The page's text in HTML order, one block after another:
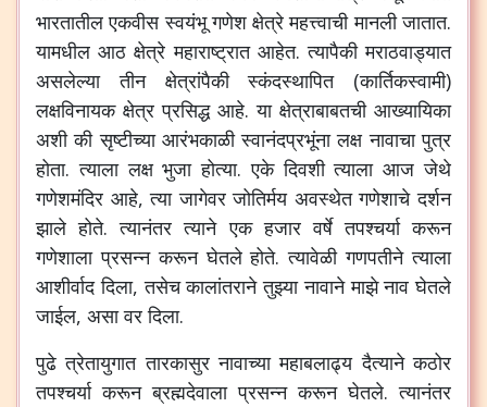
भारतातील एकवीस स्वयंभू गणेश क्षेत्रे महत्त्वाची मानली जातात.
यामधील आठ क्षेत्रे महाराष्ट्रात आहेत.त्यापैकी मराठवाड्यात
असलेल्या
तीन क्षेत्रांपैकी स्कंदस्थापित(कार्तिकस्वामी)
लक्षविनायक क्षेत्र प्रसिद्ध आहे.या क्षेत्राबाबतची आख्यायिका
अशी की सृष्टीच्या आरंभकाळी स्वानंदप्रभूंना लक्ष नावाचा पुत्र
होता.त्याला लक्ष भुजा होत्या.एके दिवशी त्याला आज जेथे
गणेशमंदिर आहे,त्या जागेवर जोतिर्मय अवस्थेत गणेशाचे दर्शन
झाले होते.त्यानंतर त्याने एक हजार वर्षे तपश्चर्या करून
गणेशाला प्रसन्न करून घेतले होते.त्यावेळी गणपतीने त्याला
आशीर्वाद दिला,तसेच कालांतराने तुझ्या नावाने माझे नाव घेतले
जाईल, असा वर दिला.
पुढे त्रेतायुगात तारकासुर नावाच्या महाबलाढ्य दैत्याने कठोर
तपश्चर्या करून ब्रह्मदेवाला प्रसन्न करून घेतले.त्यानंतर